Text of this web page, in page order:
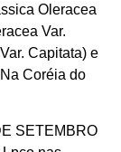
Oleracea
Var.
Capitata) e
Coréia do
SETEMBRO